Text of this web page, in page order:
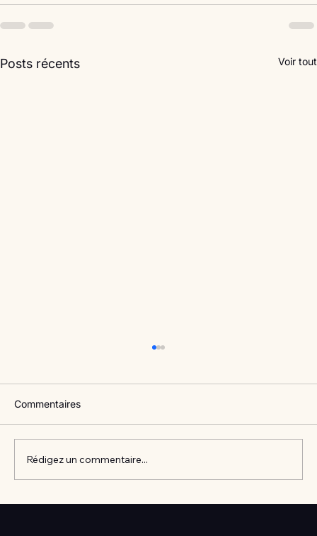
Posts récents Voir tout
Commentaires
Rédigez un commentaire...